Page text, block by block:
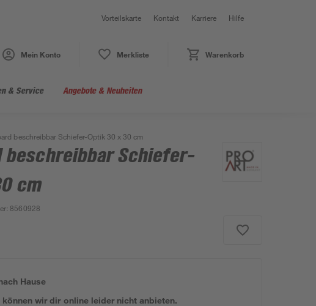
Vorteilskarte Kontakt Karriere Hilfe
Mein Konto Merkliste Warenkorb
& Service Angebote & Neuheiten
beschreibbar Schiefer-Optik 30 x 30 cm
beschreibbar Schiefer-
cm
: 8560928
Hause
können wir dir online leider nicht anbieten.